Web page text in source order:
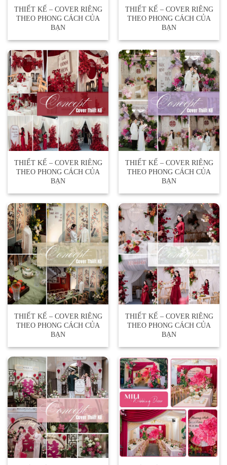
THIẾT KẾ – COVER RIÊNG
THEO PHONG CÁCH CỦA
BẠN
THIẾT KẾ – COVER RIÊNG
THEO PHONG CÁCH CỦA
BẠN
THIẾT KẾ – COVER RIÊNG
THEO PHONG CÁCH CỦA
BẠN
THIẾT KẾ – COVER RIÊNG
THEO PHONG CÁCH CỦA
BẠN
THIẾT KẾ – COVER RIÊNG
THEO PHONG CÁCH CỦA
BẠN
THIẾT KẾ – COVER RIÊNG
THEO PHONG CÁCH CỦA
BẠN